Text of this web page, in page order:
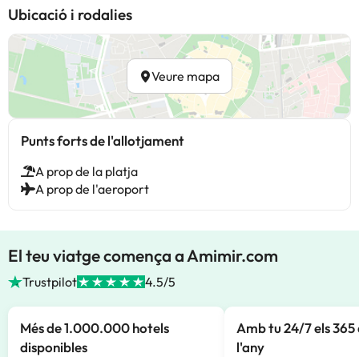
Ubicació i rodalies
Veure mapa
Punts forts de l'allotjament
A prop de la platja
A prop de l'aeroport
El teu viatge comença a Amimir.com
Trustpilot 4.5/5
Més de 1.000.000 hotels
disponibles
Amb tu 24/7 els 365
l'any